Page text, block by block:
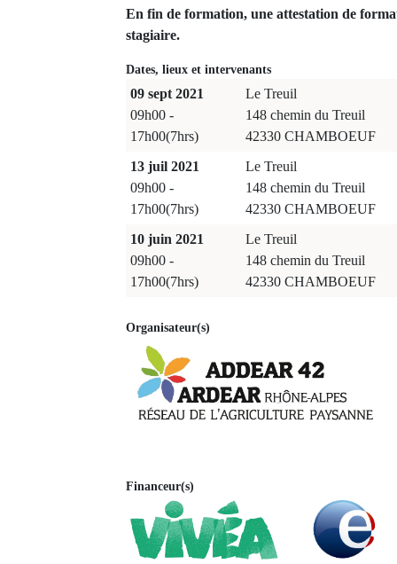
En fin de formation, une attestation de
stagiaire.
Dates, lieux et intervenants
09 sept 2021
09h00 -
17h00(7hrs)
Le Treuil
148 chemin du Treuil
42330 CHAMBOEUF
13 juil 2021
09h00 -
17h00(7hrs)
Le Treuil
148 chemin du Treuil
42330 CHAMBOEUF
10 juin 2021
09h00 -
17h00(7hrs)
Le Treuil
148 chemin du Treuil
42330 CHAMBOEUF
Organisateur(s)
Financeur(s)